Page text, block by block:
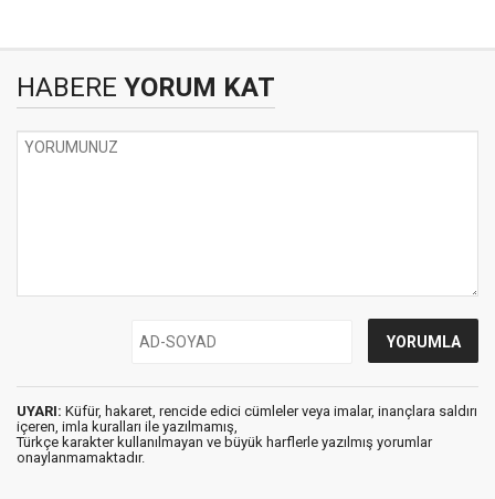
HABERE YORUM KAT
UYARI: Küfür, hakaret, rencide edici cümleler veya imalar, inançlara saldırı
içeren, imla kuralları ile yazılmamış,
Türkçe karakter kullanılmayan ve büyük harflerle yazılmış yorumlar
onaylanmamaktadır.